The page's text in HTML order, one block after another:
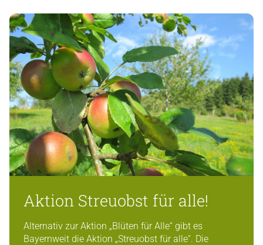
Aktion Streuobst für alle!
Alternativ zur Aktion „Blüten für Alle“ gibt es
Bayernweit die Aktion „Streuobst für alle“. Die